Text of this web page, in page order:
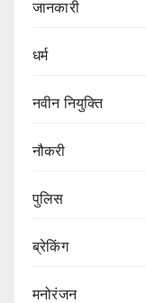
जानकारी
धर्म
नवीन नियुक्ति
नौकरी
पुलिस
ब्रेकिंग
मनोरंजन